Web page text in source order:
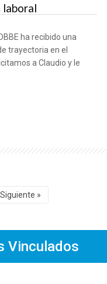
ha recibido una
trayectoria en el
a Claudio y le
Siguiente »
Vinculados